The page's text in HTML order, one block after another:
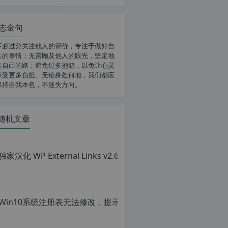
金句
必过分关注他人的评价，专注于做好自
的事情；无需顾及他人的眼光，坚定地
自己的路；避免过多抱怨，以免让心灵
受更多负担。无论身处何地，我们都应
持自我本色，不迷失方向。
机文章